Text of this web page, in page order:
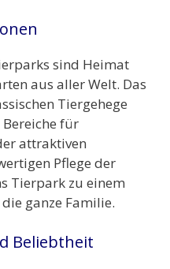
sind Heimat
aus aller Welt. Das
Tiergehege
für
attraktiven
Pflege der
Tierpark zu einem
ganze Familie.
Beliebtheit